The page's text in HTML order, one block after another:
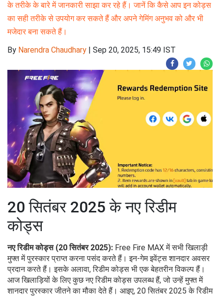
के तरीके के बारे में जानकारी साझा कर रहे हैं। जानें कि कैसे आप इन कोड्स
का सही तरीके से उपयोग कर सकते हैं और अपने गेमिंग अनुभव को और भी
मजेदार बना सकते हैं।
By Narendra Chaudhary | Sep 20, 2025, 15:49 IST
20 सितंबर 2025 के नए रिडीम
कोड्स
नए रिडीम कोड्स (20 सितंबर 2025): Free Fire MAX में सभी खिलाड़ी
मुफ्त में पुरस्कार प्राप्त करना पसंद करते हैं। इन-गेम इवेंट्स शानदार अवसर
प्रदान करते हैं। इसके अलावा, रिडीम कोड्स भी एक बेहतरीन विकल्प हैं।
आज खिलाड़ियों के लिए कुछ नए रिडीम कोड्स उपलब्ध हैं, जो उन्हें मुफ्त में
शानदार पुरस्कार जीतने का मौका देते हैं। आइए, 20 सितंबर 2025 के रिडीम